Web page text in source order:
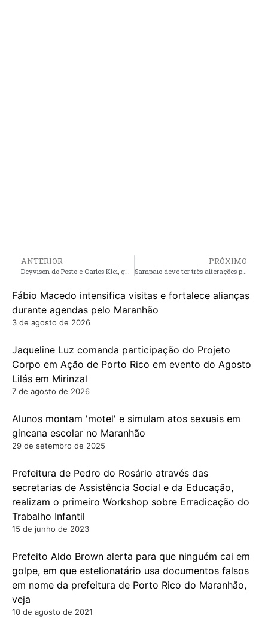
ANTERIOR PRÓXIMO
Sampaio deve ter três alterações para jogo desta quarta-feira contra o Londrina
Fábio Macedo intensifica visitas e fortalece alianças
durante agendas pelo Maranhão
3 de agosto de 2026
Jaqueline Luz comanda participação do Projeto
Corpo em Ação de Porto Rico em evento do Agosto
Lilás em Mirinzal
7 de agosto de 2026
Alunos montam 'motel' e simulam atos sexuais em
gincana escolar no Maranhão
29 de setembro de 2025
Prefeitura de Pedro do Rosário através das
secretarias de Assistência Social e da Educação,
realizam o primeiro Workshop sobre Erradicação do
Trabalho Infantil
15 de junho de 2023
Prefeito Aldo Brown alerta para que ninguém cai em
golpe, em que estelionatário usa documentos falsos
em nome da prefeitura de Porto Rico do Maranhão,
veja
10 de agosto de 2021